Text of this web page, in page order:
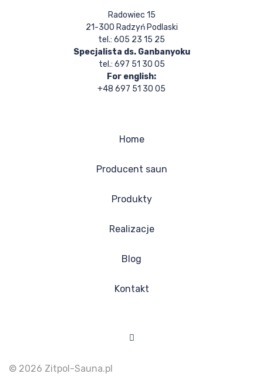
Radowiec 15
21-300 Radzyń Podlaski
tel.: 605 23 15 25
Specjalista ds. Ganbanyoku
tel.: 697 51 30 05
For english:
+48 697 51 30 05
Home
Producent saun
Produkty
Realizacje
Blog
Kontakt
Facebook
© 2026 Zitpol-Sauna.pl